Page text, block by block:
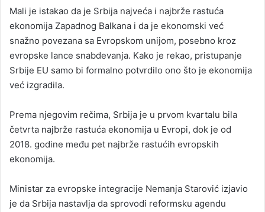
Mali je istakao da je Srbija najveća i najbrže rastuća
ekonomija Zapadnog Balkana i da je ekonomski već
snažno povezana sa Evropskom unijom, posebno kroz
evropske lance snabdevanja. Kako je rekao, pristupanje
Srbije EU samo bi formalno potvrdilo ono što je ekonomija
već izgradila.
Prema njegovim rečima, Srbija je u prvom kvartalu bila
četvrta najbrže rastuća ekonomija u Evropi, dok je od
2018. godine među pet najbrže rastućih evropskih
ekonomija.
Ministar za evropske integracije Nemanja Starović izjavio
je da Srbija nastavlja da sprovodi reformsku agendu